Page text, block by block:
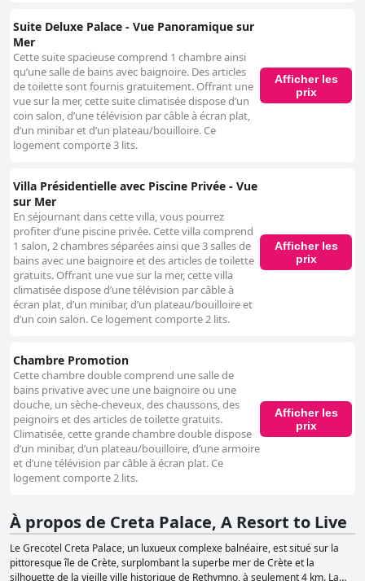
Suite Deluxe Palace - Vue Panoramique sur
Mer
Cette suite spacieuse comprend 1 chambre ainsi
qu’une salle de bains avec baignoire. Des articles
de toilette sont fournis gratuitement. Offrant une
vue sur la mer, cette suite climatisée dispose d’un
coin salon, d’une télévision par câble à écran plat,
d’un minibar et d’un plateau/bouilloire. Ce
logement comporte 3 lits.
Afficher les
prix
Villa Présidentielle avec Piscine Privée - Vue
sur Mer
En séjournant dans cette villa, vous pourrez
profiter d’une piscine privée. Cette villa comprend
1 salon, 2 chambres séparées ainsi que 3 salles de
bains avec une baignoire et des articles de toilette
gratuits. Offrant une vue sur la mer, cette villa
climatisée dispose d’une télévision par câble à
écran plat, d’un minibar, d’un plateau/bouilloire et
d’un coin salon. Ce logement comporte 2 lits.
Afficher les
prix
Chambre Promotion
Cette chambre double comprend une salle de
bains privative avec une une baignoire ou une
douche, un sèche-cheveux, des chaussons, des
peignoirs et des articles de toilette gratuits.
Climatisée, cette grande chambre double dispose
d’un minibar, d’un plateau/bouilloire, d’une armoire
et d’une télévision par câble à écran plat. Ce
logement comporte 2 lits.
Afficher les
prix
À propos de Creta Palace, A Resort to Live
Le Grecotel Creta Palace, un luxueux complexe balnéaire, est situé sur la
pittoresque île de Crète, surplombant la superbe mer de Crète et la
silhouette de la vieille ville historique de Rethymno, à seulement 4 km. La